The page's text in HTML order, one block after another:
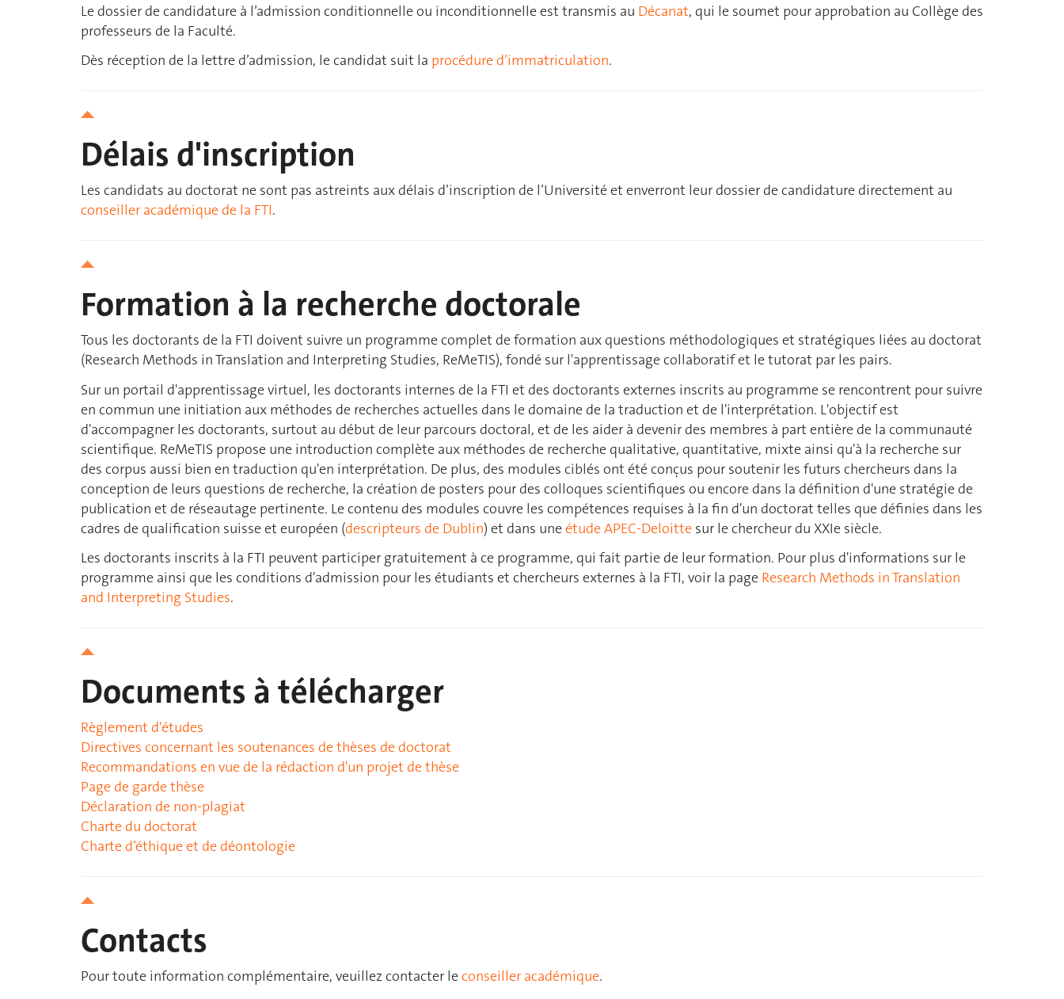
Le dossier de candidature à l’admission conditionnelle ou inconditionnelle est transmis au Décanat, qui le soumet pour approbation au Collège des
professeurs de la Faculté.
Dès réception de la lettre d’admission, le candidat suit la procédure d’immatriculation.
Délais d'inscription
Les candidats au doctorat ne sont pas astreints aux délais d’inscription de l’Université et enverront leur dossier de candidature directement au
conseiller académique de la FTI.
Formation à la recherche doctorale
Tous les doctorants de la FTI doivent suivre un programme complet de formation aux questions méthodologiques et stratégiques liées au doctorat
(Research Methods in Translation and Interpreting Studies, ReMeTIS), fondé sur l'apprentissage collaboratif et le tutorat par les pairs.
Sur un portail d'apprentissage virtuel, les doctorants internes de la FTI et des doctorants externes inscrits au programme se rencontrent pour suivre
en commun une initiation aux méthodes de recherches actuelles dans le domaine de la traduction et de l'interprétation. L'objectif est
d'accompagner les doctorants, surtout au début de leur parcours doctoral, et de les aider à devenir des membres à part entière de la communauté
scientifique. ReMeTIS propose une introduction complète aux méthodes de recherche qualitative, quantitative, mixte ainsi qu'à la recherche sur
des corpus aussi bien en traduction qu'en interprétation. De plus, des modules ciblés ont été conçus pour soutenir les futurs chercheurs dans la
conception de leurs questions de recherche, la création de posters pour des colloques scientifiques ou encore dans la définition d'une stratégie de
publication et de réseautage pertinente. Le contenu des modules couvre les compétences requises à la fin d'un doctorat telles que définies dans les
cadres de qualification suisse et européen (descripteurs de Dublin) et dans uneétude APEC-Deloitte sur le chercheur du XXIe siècle.
Les doctorants inscrits à la FTI peuvent participer gratuitement à ce programme, qui fait partie de leur formation. Pour plus d'informations sur le
programme ainsi que les conditions d'admission pour les étudiants et chercheurs externes à la FTI, voir la page Research Methods in Translation
and Interpreting Studies.
Documents à télécharger
Règlement d'études
Directives concernant les soutenances de thèses de doctorat
Recommandations en vue de la rédaction d'un projet de thèse
Page de garde thèse
Déclaration de non-plagiat
Charte du doctorat
Charte d’éthique et de déontologie
Contacts
Pour toute information complémentaire, veuillez contacter leconseiller académique.